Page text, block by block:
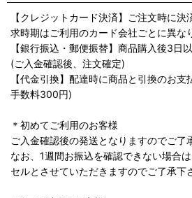
【クレジットカード決済】ご注文時に
求時期はご利用のカード会社ごとに異な
【銀行振込・郵便振替】商品購入後3日
(ご入金確認後、注文確定)
【代金引換】配達時に商品と引換のお支
手数料300円)
＊初めてご利用のお客様
ご入金確認後の発送となりますのでご了
なお、1週間お振込を確認できない場合
セルとさせていただきますのでご了承下